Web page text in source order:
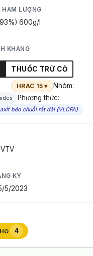
HÀM LƯỢNG
600g/l
KHÁNG
THUỐC TRỪ CỎ
HRAC 15 ▾ Nhóm:
Phương thức:
béo chuỗi rất dài (VLCFA)
KÝ
5/2023
4